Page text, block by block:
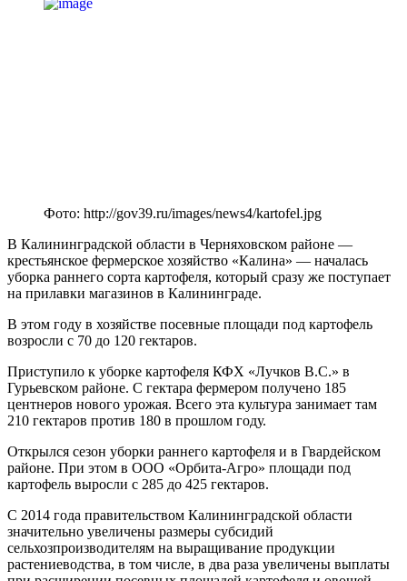
Фото: http://gov39.ru/images/news4/kartofel.jpg
В Калининградской области в Черняховском районе —
крестьянское фермерское хозяйство «Калина» — началась
уборка раннего сорта картофеля, который сразу же поступает
на прилавки магазинов в Калининграде.
В этом году в хозяйстве посевные площади под картофель
возросли с 70 до 120 гектаров.
Приступило к уборке картофеля КФХ «Лучков В.С.» в
Гурьевском районе. С гектара фермером получено 185
центнеров нового урожая. Всего эта культура занимает там
210 гектаров против 180 в прошлом году.
Открылся сезон уборки раннего картофеля и в Гвардейском
районе. При этом в ООО «Орбита-Агро» площади под
картофель выросли с 285 до 425 гектаров.
С 2014 года правительством Калининградской области
значительно увеличены размеры субсидий
сельхозпроизводителям на выращивание продукции
растениеводства, в том числе, в два раза увеличены выплаты